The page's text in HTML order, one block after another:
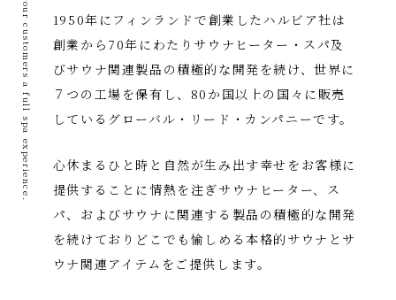
1950年にフィンランドで創業したハルビア社は
創業から70年にわたりサウナヒーター・スパ及
びサウナ関連製品の積極的な開発を続け、世界に
７つの工場を保有し、80か国以上の国々に販売
しているグローバル・リード・カンパニーです。
心休まるひと時と自然が生み出す幸せをお客様に
提供することに情熱を注ぎサウナヒーター、ス
パ、およびサウナに関連する製品の積極的な開発
を続けており どこでも愉しめる本格的サウナとサ
ウナ関連アイテムをご提供します。